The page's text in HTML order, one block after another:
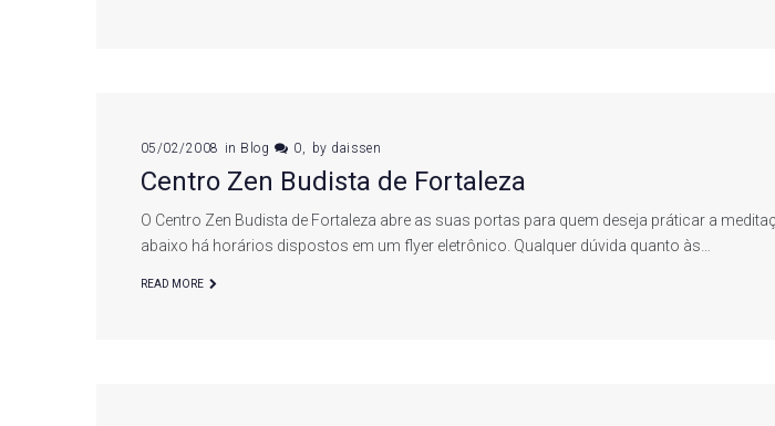
05/02/2008 in Blog 0 by daissen
Centro Zen Budista de Fortaleza
O Centro Zen Budista de Fortaleza abre as suas portas para quem deseja práticar a
abaixo há horários dispostos em um flyer eletrônico. Qualquer dúvida quanto às…
READ MORE